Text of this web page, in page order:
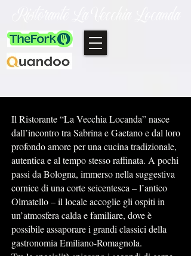
Il Ristorante “La Vecchia Locanda” nasce
dall’incontro tra Sabrina e Gaetano e dal loro
profondo amore per una cucina tradizionale,
autentica e al tempo stesso raffinata. A pochi
passi da Bologna, immerso nella suggestiva
cornice di una corte seicentesca – l’antico
Olmatello – il locale accoglie gli ospiti in
un’atmosfera calda e familiare, dove è
possibile assaporare i grandi classici della
gastronomia Emiliano-Romagnola.